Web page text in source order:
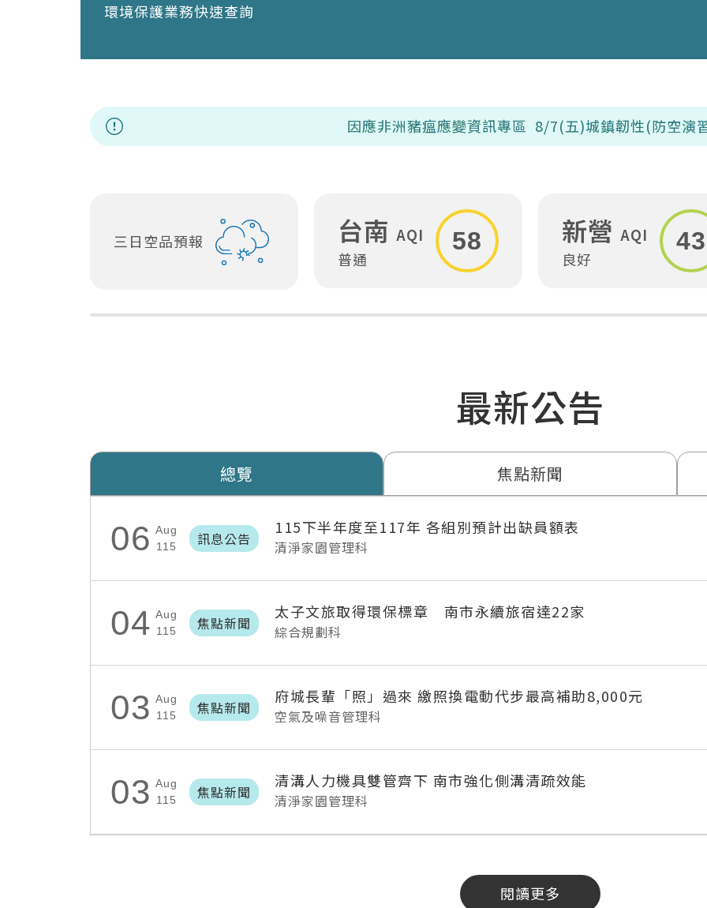
環境保護業務快速查詢
因應非洲豬瘟應變資訊專區 8/7(五)城鎮韌性(防空演習)，上午收運時
三日空品預報 台南 AQI
普通
58 新營 AQI
良好
43
最新公告
總覽 焦點新聞
06 Aug
115
訊息公告
115下半年度至117年 各組別預計出缺員額表
清淨家園管理科
04 Aug
115
焦點新聞
太子文旅取得環保標章 南市永續旅宿達22家
綜合規劃科
03 Aug
115
焦點新聞
府城長輩「照」過來 繳照換電動代步最高補助8,000元
空氣及噪音管理科
03 Aug
115
焦點新聞
清溝人力機具雙管齊下 南市強化側溝清疏效能
清淨家園管理科
閱讀更多